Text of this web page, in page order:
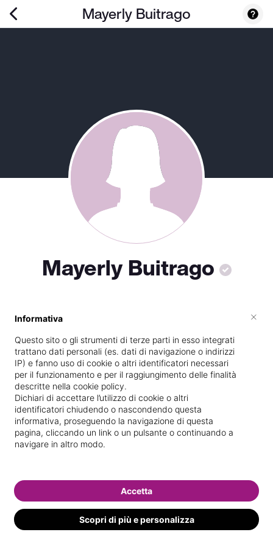
Mayerly Buitrago
Mayerly Buitrago
Informativa
Questo sito o gli strumenti di terze parti in esso integrati
trattano dati personali (es. dati di navigazione o indirizzi
IP) e fanno uso di cookie o altri identificatori necessari
per il funzionamento e per il raggiungimento delle finalità
descritte nella cookie policy.
Dichiari di accettare l’utilizzo di cookie o altri
identificatori chiudendo o nascondendo questa
informativa, proseguendo la navigazione di questa
pagina, cliccando un link o un pulsante o continuando a
navigare in altro modo.
Scopri di più e personalizza
Accetta
×